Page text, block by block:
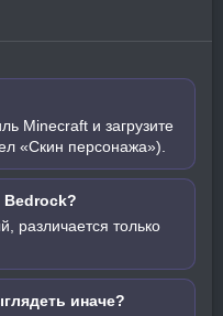
Minecraft и загрузите
«Скин персонажа»).
Bedrock?
различается только
иначе?